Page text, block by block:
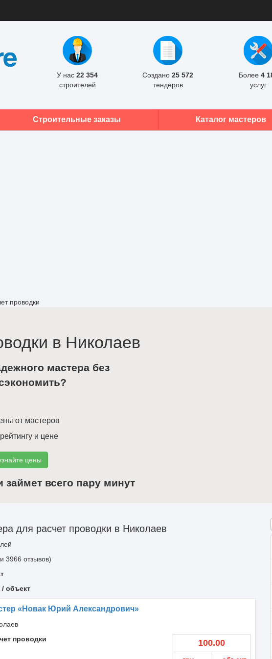
У нас 22 354
строителей
Создано 25 572
тендеров
Более 4
услуг
Строительные заказы Каталог мастеров
проводки
в Николаев
мастера без
от мастеров
и цене
цены
займет всего пару минут
для расчет проводки в Николаев
3966 отзывов)
/ объект
«Новак Юрий Александрович»
проводки
100.00